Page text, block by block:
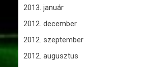
2013. január
2012. december
2012. szeptember
2012. augusztus